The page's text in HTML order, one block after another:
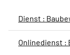
Dienst :
Onlinedienst :